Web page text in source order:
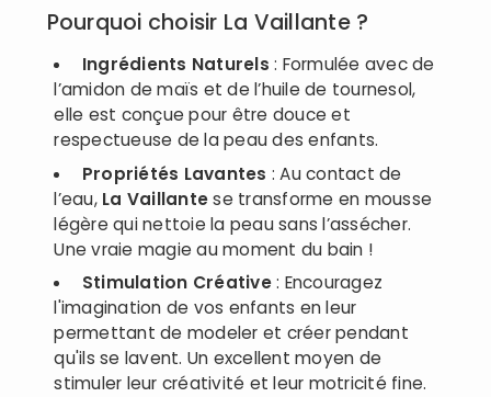
Pourquoi choisir La Vaillante ?
Ingrédients Naturels : Formulée avec de
l’amidon de maïs et de l’huile de tournesol,
elle est conçue pour être douce et
respectueuse de la peau des enfants.
Propriétés Lavantes : Au contact de
l’eau, La Vaillantese transforme en mousse
légère qui nettoie la peau sans l’assécher.
Une vraie magie au moment du bain !
Stimulation Créative: Encouragez
l'imagination de vos enfants en leur
permettant de modeler et créer pendant
qu'ils se lavent. Un excellent moyen de
stimuler leur créativité et leur motricité fine.